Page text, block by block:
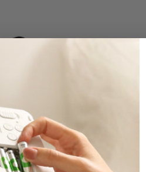
筒 - CP21